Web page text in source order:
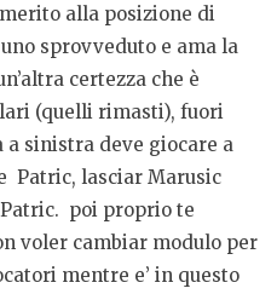
alla posizione di
sprovveduto e ama la
certezza che è
(quelli rimasti), fuori
a sinistra deve giocare a
Patric, lasciar Marusic
poi proprio te
voler cambiar modulo per
mentre e’ in questo